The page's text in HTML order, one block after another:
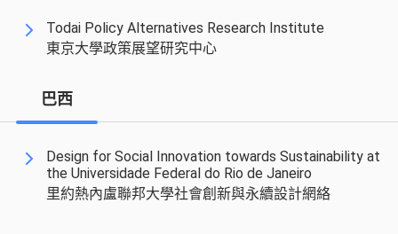
Todai Policy Alternatives Research Institute
東京大學政策展望研究中心
巴西
Design for Social Innovation towards Sustainability at
the Universidade Federal do Rio de Janeiro
里約熱內盧聯邦大學社會創新與永續設計網絡